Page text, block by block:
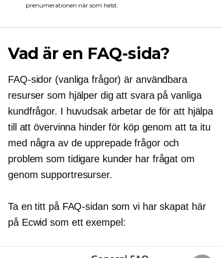
prenumerationen när som helst.
Vad är en FAQ-sida?
FAQ-sidor (vanliga frågor) är användbara
resurser som hjälper dig att svara på vanliga
kundfrågor. I huvudsak arbetar de för att hjälpa
till att övervinna hinder för köp genom att ta itu
med några av de upprepade frågor och
problem som tidigare kunder har frågat om
genom supportresurser.
Ta en titt på FAQ-sidan som vi har skapat här
på Ecwid som ett exempel: